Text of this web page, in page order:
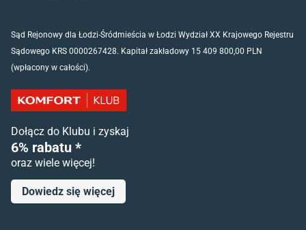
Sąd Rejonowy dla Łodzi-Śródmieścia w Łodzi Wydział XX Krajowego Rejestru
Sądowego KRS 0000267428. Kapitał zakładowy 15 409 800,00 PLN
(wpłacony w całości).
Dołącz do Klubu i zyskaj
6% rabatu *
oraz wiele więcej!
Dowiedz się więcej